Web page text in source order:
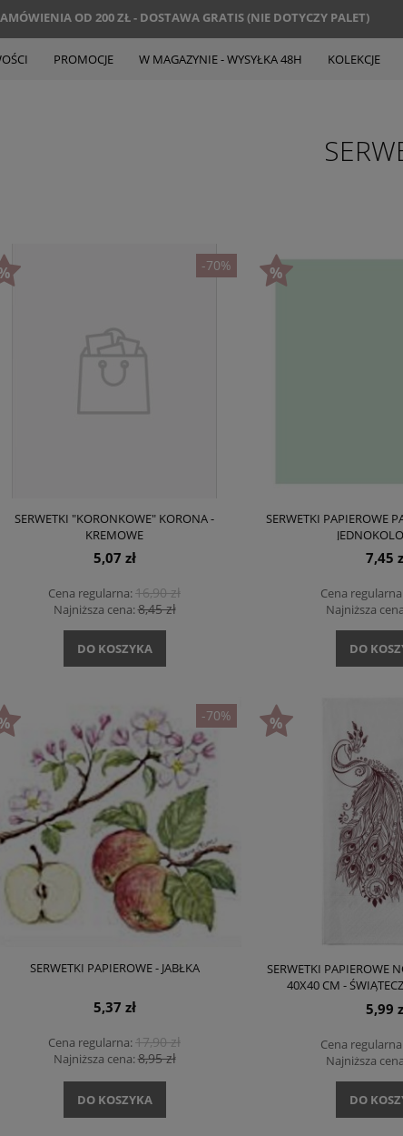
OD 200 ZŁ - DOSTAWA GRATIS (NIE DOTYCZY PALET)
PROMOCJE W MAGAZYNIE - WYSYŁKA 48H KOLEKCJE
SERWETKI "KORONKOWE" KORONA -
KREMOWE
5,07 zł
Cena regularna:16,90 zł
Najniższa cena:8,45 zł
DO KOSZYKA
-70%
SERWETKI PAPIEROWE
7,45
Cena
Najniższa
DO
SERWETKI PAPIEROWE - JABŁKA
5,37 zł
Cena regularna:17,90 zł
Najniższa cena:8,95 zł
DO KOSZYKA
-70%
SERWETKI PAPIEROWE
40X40 CM -
5,99
Cena
Najniższa
DO